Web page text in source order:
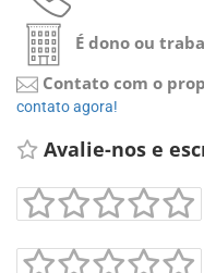
É dono ou
Contato com o
contato agora!
Avalie-nos e